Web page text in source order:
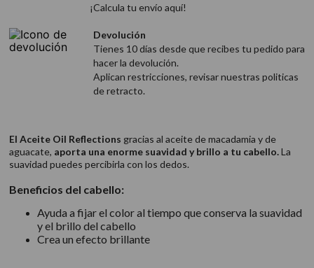
¡Calcula tu envío aquí!
Devolución
Tienes 10 días desde que recibes tu pedido para
hacer la devolución.
Aplican restricciones, revisar nuestras politicas
de retracto.
El Aceite Oil Reflections gracias al aceite de macadamia y de
aguacate, aporta una enorme suavidad y brillo a tu cabello.La
suavidad puedes percibirla con los dedos.
Beneficios del cabello:
Ayuda a fijar el color al tiempo que conserva la suavidad
y el brillo del cabello
Crea un efecto brillante